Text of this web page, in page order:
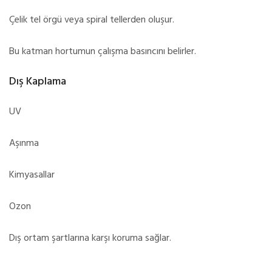
Çelik tel örgü veya spiral tellerden oluşur.
Bu katman hortumun çalışma basıncını belirler.
Dış Kaplama
UV
Aşınma
Kimyasallar
Ozon
Dış ortam şartlarına karşı koruma sağlar.